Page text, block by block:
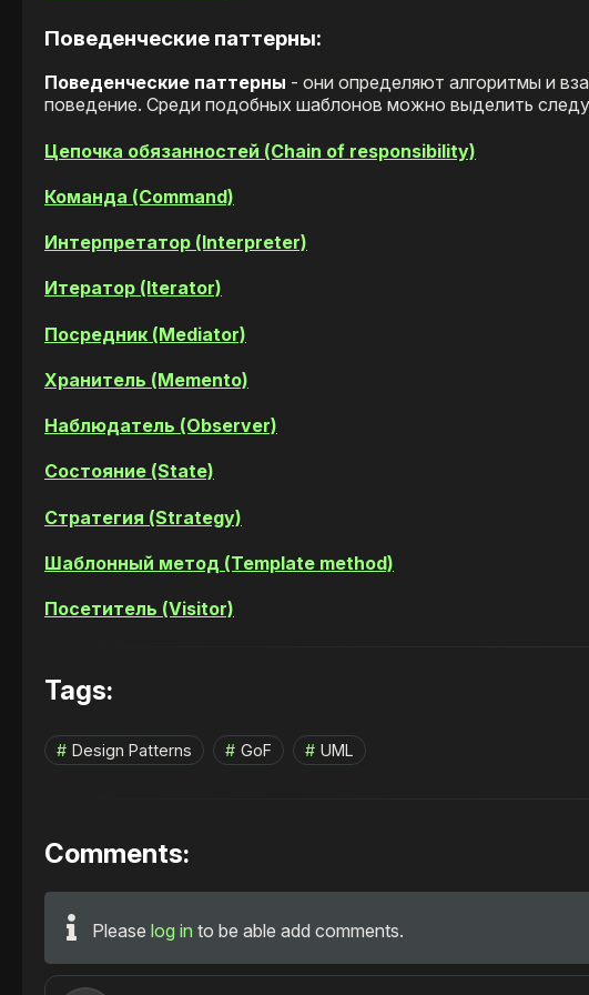
Поведенческие паттерны:
Поведенческие паттерны - они определяют алгоритмы и
поведение. Среди подобных шаблонов можно выделить
Цепочка обязанностей (Chain of responsibility)
Команда (Command)
Интерпретатор (Interpreter)
Итератор (Iterator)
Посредник (Mediator)
Хранитель (Memento)
Наблюдатель (Observer)
Состояние (State)
Стратегия (Strategy)
Шаблонный метод (Template method)
Посетитель (Visitor)
Tags:
Design Patterns GoF UML
Comments:
Please log in to be able add comments.